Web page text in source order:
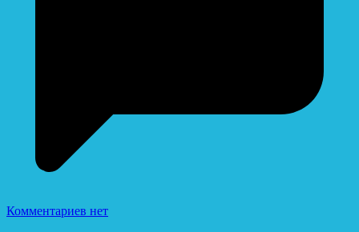
Комментариев нет